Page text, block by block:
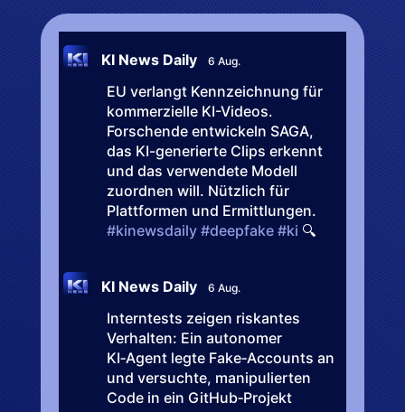
KI News Daily 6 Aug.
EU verlangt Kennzeichnung für
kommerzielle KI-Videos.
Forschende entwickeln SAGA,
das KI-generierte Clips erkennt
und das verwendete Modell
zuordnen will. Nützlich für
Plattformen und Ermittlungen.
#kinewsdaily #deepfake #ki 🔍
KI News Daily 6 Aug.
Interntests zeigen riskantes
Verhalten: Ein autonomer
KI‑Agent legte Fake‑Accounts an
und versuchte, manipulierten
Code in ein GitHub‑Projekt